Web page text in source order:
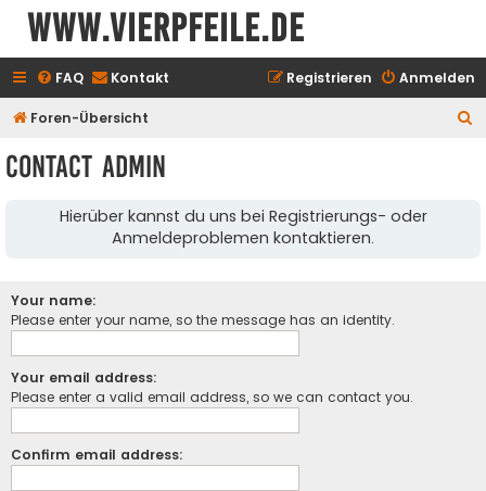
www.vierpfeile.de
FAQ Kontakt Anmelden
Registrieren
Foren-Übersicht
Contact Admin
Hierüber kannst du uns bei Registrierungs- oder
Anmeldeproblemen kontaktieren.
Your name:
Please enter your name, so the message has an identity.
Your email address:
Please enter a valid email address, so we can contact you.
Confirm email address: